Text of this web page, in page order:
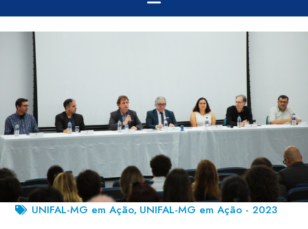
UNIFAL-MG em Ação, UNIFAL-MG em Ação - 2023